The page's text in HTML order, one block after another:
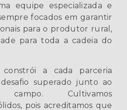
equipe especializada e
focados em garantir
para o produtor rural,
para toda a cadeia do
constrói a cada parceria
superado junto ao
Cultivamos
pois acreditamos que